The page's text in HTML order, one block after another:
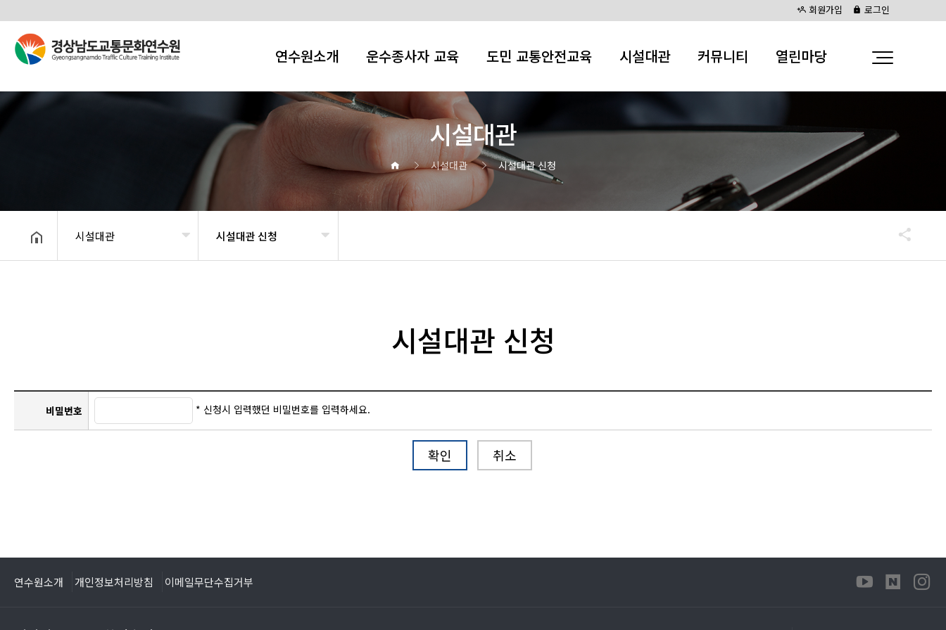
회원가입 로그인
연수원소개 운수종사자 교육 도민 교통안전교육 시설대관 커뮤니티 열린마당
시설대관
시설대관 시설대관 신청
시설대관 시설대관 신청
시설대관 신청
비밀번호 * 신청시 입력했던 비밀번호를 입력하세요.
확인 취소
연수원소개 개인정보처리방침 이메일무단수집거부